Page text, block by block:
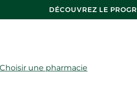
DÉCOUVREZ LE
Choisir une pharmacie